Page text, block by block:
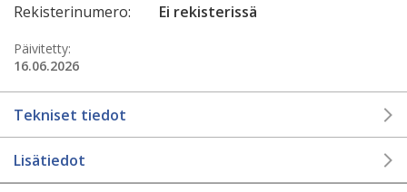
Rekisterinumero:
Ei rekisterissä
Päivitetty:
16.06.2026
Tekniset tiedot
Lisätiedot